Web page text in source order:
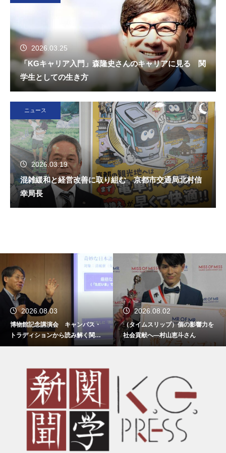
2026.03.25
「KGキャリア入門」森隆史さんのキャリアに見る 関
学生としての生き方
ニュース
2026.03.19
混雑緩和と経営改善に取り組む 京都市交通局北村信
幸局長
2026.08.03
博物館記念講演会 キャンパス・
トラディションから読み解く関西
学院
2026.08.02
（タイムスリップ）個の影響力を
社会貢献へ―村山恵斗さん